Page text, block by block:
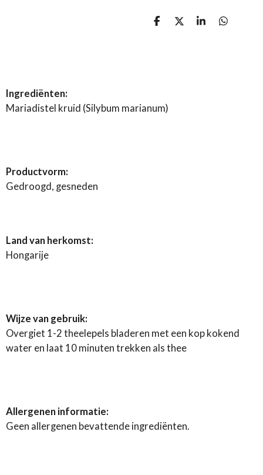
D
D
S
D
Ingrediënten:
Mariadistel kruid (Silybum marianum)
Productvorm:
Gedroogd, gesneden
Land van herkomst:
Hongarije
Wijze van gebruik:
Overgiet 1-2 theelepels bladeren met een kop kokend
water en laat 10 minuten trekken als thee
Allergenen informatie:
Geen allergenen bevattende ingrediënten.